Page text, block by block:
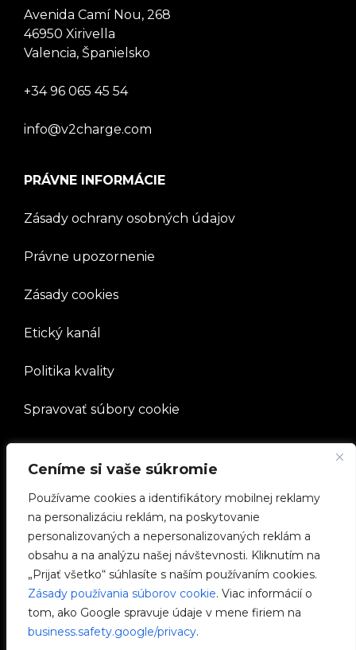
Ceníme si vaše súkromie
Používame cookies a identifikátory mobilnej reklamy
na personalizáciu reklám, na poskytovanie
personalizovaných a nepersonalizovaných reklám a
obsahu a na analýzu našej návštevnosti. Kliknutím na
„Prijať všetko“ súhlasíte s naším používaním cookies.
Zásady používania súborov cookie. Viac informácií o
tom, ako Google spravuje údaje v mene firiem na
business.safety.google/privacy.
Avenida Camí Nou, 268
46950 Xirivella
Valencia, Španielsko
+34 96 065 45 54
info@v2charge.com
PRÁVNE INFORMÁCIE
Zásady ochrany osobných údajov
Právne upozornenie
Zásady cookies
Etický kanál
Politika kvality
Spravovať súbory cookie
SPOLOČNOSŤ
Pracovať s nami
e-Chargers
V2C Power
V2C Cloud